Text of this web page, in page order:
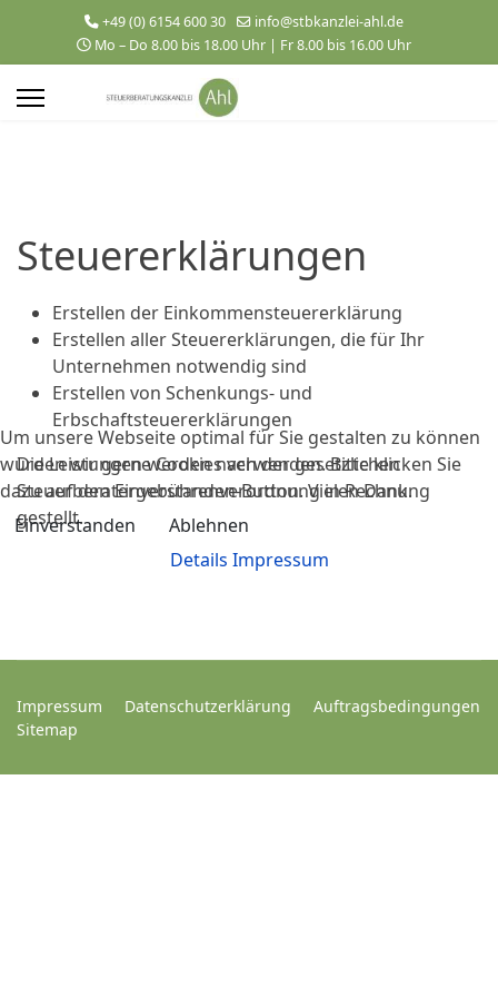
+49 (0) 6154 600 30
info@stbkanzlei-ahl.de
Mo – Do 8.00 bis 18.00 Uhr | Fr 8.00 bis 16.00 Uhr
Steuererklärungen
Erstellen der Einkommensteuererklärung
Erstellen aller Steuererklärungen, die für Ihr
Unternehmen notwendig sind
Erstellen von Schenkungs- und
Erbschaftsteuererklärungen
Die Leistungen werden nach der gesetzlichen
Steuerberatergebührenverordnung in Rechnung
gestellt.
Impressum Datenschutzerklärung
Auftragsbedingungen
Sitemap
Um unsere Webseite optimal für Sie gestalten zu können
würden wir gerne Cookies verwenden. Bitte klicken Sie
dazu auf den Einverstanden-Button. Vielen Dank.
Einverstanden
Ablehnen
Details Impressum